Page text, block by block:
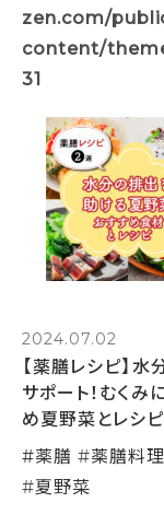
zen.com/
content/
31
2024.07.02
【薬膳レシピ】水
サポート！むくみ
め夏野菜とレシ
#薬膳 #薬膳料理
#夏野菜